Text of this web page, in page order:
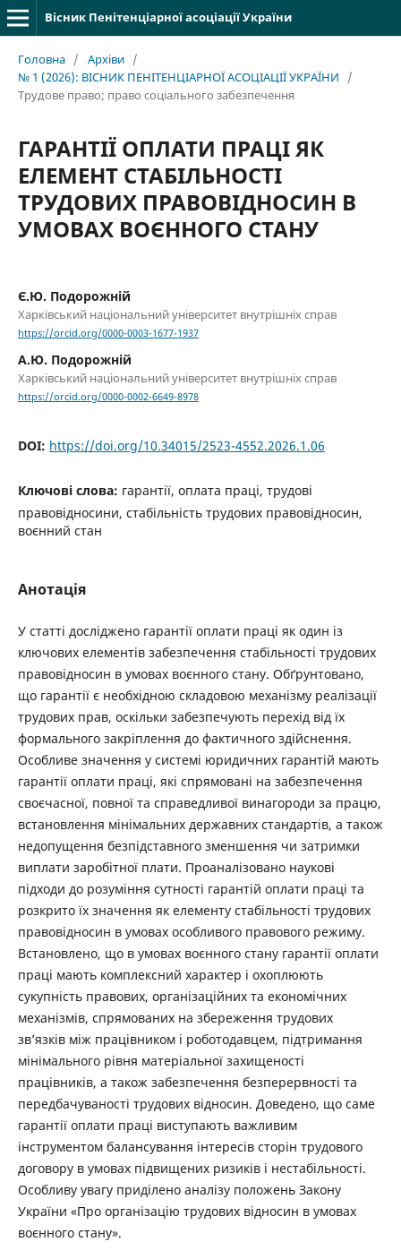
Вісник Пенітенціарної асоціації України
Головна / Архіви /
№ 1 (2026): ВІСНИК ПЕНІТЕНЦІАРНОЇ АСОЦІАЦІЇ УКРАЇНИ
/
Трудове право; право соціального забезпечення
ГАРАНТІЇ ОПЛАТИ ПРАЦІ ЯК
ЕЛЕМЕНТ СТАБІЛЬНОСТІ
ТРУДОВИХ ПРАВОВІДНОСИН В
УМОВАХ ВОЄННОГО СТАНУ
Є.Ю. Подорожній
Харківський національний університет внутрішніх справ
https://orcid.org/0000-0003-1677-1937
А.Ю. Подорожній
Харківський національний університет внутрішніх справ
https://orcid.org/0000-0002-6649-8978
DOI: https://doi.org/10.34015/2523-4552.2026.1.06
Ключові слова: гарантії, оплата праці, трудові
правовідносини, стабільність трудових правовідносин,
воєнний стан
Анотація
У статті досліджено гарантії оплати праці як один із
ключових елементів забезпечення стабільності трудових
правовідносин в умовах воєнного стану. Обґрунтовано,
що гарантії є необхідною складовою механізму реалізації
трудових прав, оскільки забезпечують перехід від їх
формального закріплення до фактичного здійснення.
Особливе значення у системі юридичних гарантій мають
гарантії оплати праці, які спрямовані на забезпечення
своєчасної, повної та справедливої винагороди за працю,
встановлення мінімальних державних стандартів, а також
недопущення безпідставного зменшення чи затримки
виплати заробітної плати. Проаналізовано наукові
підходи до розуміння сутності гарантій оплати праці та
розкрито їх значення як елементу стабільності трудових
правовідносин в умовах особливого правового режиму.
Встановлено, що в умовах воєнного стану гарантії оплати
праці мають комплексний характер і охоплюють
сукупність правових, організаційних та економічних
механізмів, спрямованих на збереження трудових
зв’язків між працівником і роботодавцем, підтримання
мінімального рівня матеріальної захищеності
працівників, а також забезпечення безперервності та
передбачуваності трудових відносин. Доведено, що саме
гарантії оплати праці виступають важливим
інструментом балансування інтересів сторін трудового
договору в умовах підвищених ризиків і нестабільності.
Особливу увагу приділено аналізу положень Закону
України «Про організацію трудових відносин в умовах
воєнного стану».